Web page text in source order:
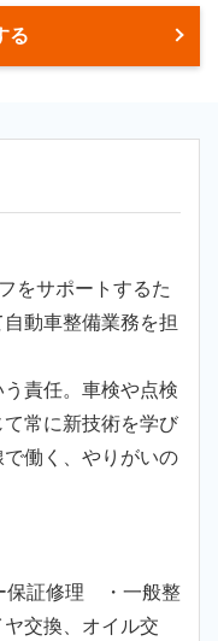
る
をサポートするた
動車整備業務を担
責任。車検や点検
常に新技術を学び
働く、やりがいの
保証修理 ・一般整
交換、オイル交